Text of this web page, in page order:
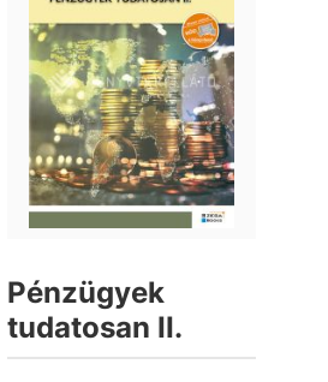
Pénzügyek
tudatosan II.